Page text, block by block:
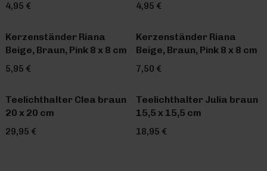
4,95 € 4,95 €
Kerzenständer Riana
Beige, Braun, Pink 8 x 8 cm
5,95 €
Kerzenständer Riana
Beige, Braun, Pink 8 x 8 cm
7,50 €
Teelichthalter Clea braun
20 x 20 cm
29,95 €
Teelichthalter Julia braun
15,5 x 15,5 cm
18,95 €